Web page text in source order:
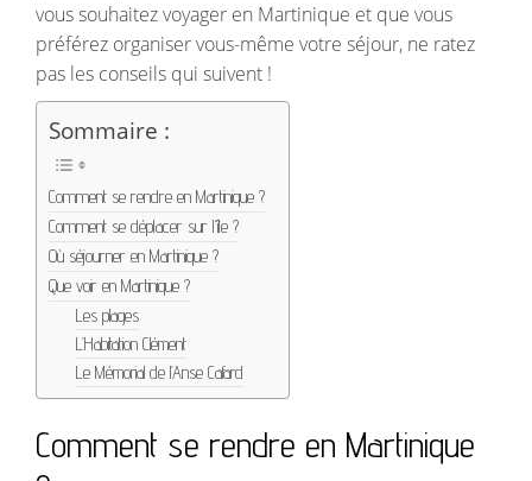
vous souhaitez voyager en Martinique et que vous
préférez organiser vous-même votre séjour, ne ratez
pas les conseils qui suivent !
Sommaire :
Comment se rendre en Martinique ?
Comment se déplacer sur l’île ?
Où séjourner en Martinique ?
Que voir en Martinique ?
Les plages
L’Habitation Clément
Le Mémorial de l’Anse Cafard
Comment se rendre en Martinique